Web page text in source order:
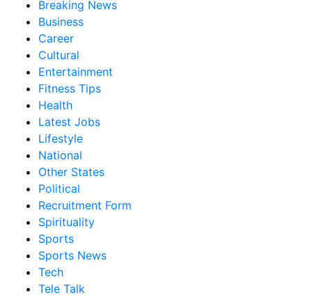
Breaking News
Business
Career
Cultural
Entertainment
Fitness Tips
Health
Latest Jobs
Lifestyle
National
Other States
Political
Recruitment Form
Spirituality
Sports
Sports News
Tech
Tele Talk